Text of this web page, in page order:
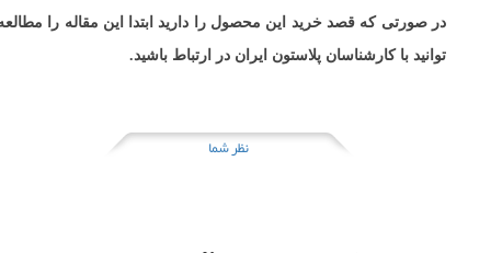
در صورتی که قصد خرید این محصول را دارید ابتدا این مقاله را
توانید با کارشناسان پلاستون ایران در ارتباط باشید.
نظر شما